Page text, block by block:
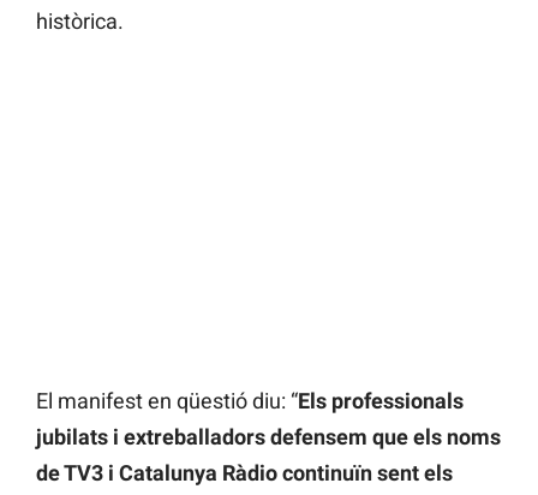
històrica.
El manifest en qüestió diu: “Els professionals
jubilats i extreballadors defensem que els noms
de TV3 i Catalunya Ràdio continuïn sent els